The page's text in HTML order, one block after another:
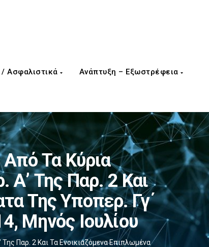
Ασφαλιστικά Ανάπτυξη – Εξωστρέφεια
Τα Κύρια
Α’ Της Παρ. 2 Και
Της Υποπερ. Γγ΄
Μηνός Ιουλίου
Παρ. 2 Και Τα Ενοικιαζόμενα Επιπλωμένα